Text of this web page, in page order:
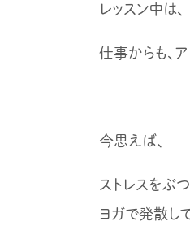
レッスン中は、
仕事からも、
今思えば、
ストレスをぶつ
ヨガで発散し